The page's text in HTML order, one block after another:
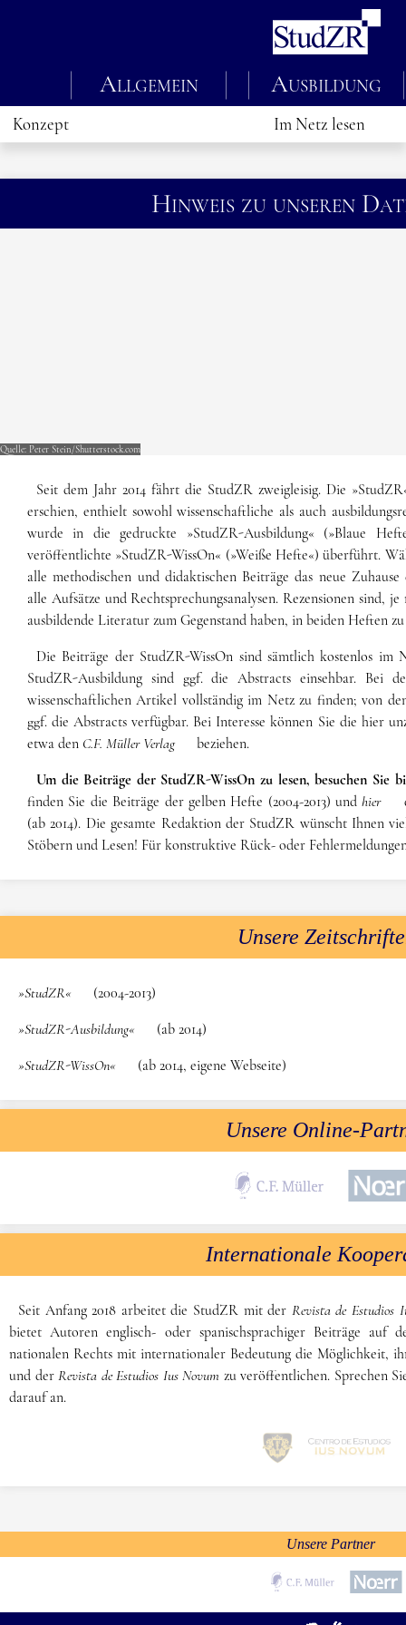
Allgemein Ausbildung
Konzept Im Netz lesen
Hinweis zu unseren
Quelle: Peter Stein/Shutterstock.com
Seit dem Jahr 2014 fährt die StudZR zweigleisig. Die
erschien, enthielt sowohl wissenschaftliche als auch
wurde in die gedruckte »StudZR-Ausbildung« (»Blaue
veröffentlichte »StudZR-WissOn« (»Weiße Hefte«) überführt.
alle methodischen und didaktischen Beiträge das neue
alle Aufsätze und Rechtsprechungsanalysen. Rezensionen sind,
ausbildende Literatur zum Gegenstand haben, in beiden Heften
Die Beiträge der StudZR-WissOn sind sämtlich kostenlos im
StudZR-Ausbildung sind ggf. die Abstracts einsehbar. Bei
wissenschaftlichen Artikel vollständig im Netz zu finden; von
ggf. die Abstracts verfügbar. Bei Interesse können Sie die hier
etwa den C.F. Müller Verlag
beziehen.
Um die Beiträge der StudZR-WissOn zu lesen, besuchen Sie
finden Sie die Beiträge der gelben Hefte (2004-2013) undhier
(ab 2014). Die gesamte Redaktion der StudZR wünscht Ihnen
Stöbern und Lesen! Für konstruktive Rück- oder
Unsere
»StudZR«
(2004-2013)
»StudZR-Ausbildung«
(ab 2014)
»StudZR-WissOn«
(ab 2014, eigene Webseite)
Unsere Online-
Internationale
Seit Anfang 2018 arbeitet die StudZR mit der Revista de Estudios
bietet Autoren englisch- oder spanischsprachiger Beiträge auf
nationalen Rechts mit internationaler Bedeutung die Möglichkeit,
und der Revista de Estudios Ius Novum zu veröffentlichen. Sprechen
darauf an.
Unsere Partner